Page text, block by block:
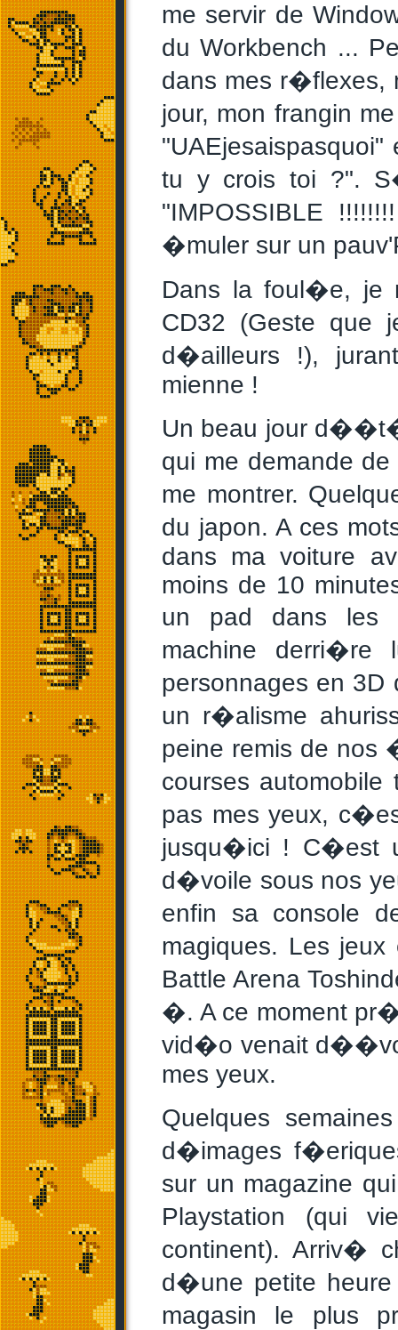
me servir de
du Workbench ...
dans mes r�flexes,
jour, mon frangin
tu y crois toi ?".
"IMPOSSIBLE
�muler sur un
Dans la foul�e, je
CD32 (Geste que
d�ailleurs !),
mienne !
Un beau jour
qui me demande
me montrer.
du japon. A ces
dans ma voiture
moins de 10
un pad dans les
machine
personnages en
un r�alisme
peine remis de nos
courses
pas mes yeux,
jusqu�ici ! C�est
d�voile sous nos
enfin sa console
magiques. Les
Battle Arena
�. A ce moment
vid�o venait
mes yeux.
Quelques
d�images
sur un magazine
Playstation (qui
continent). Arriv�
d�une petite
magasin le plus